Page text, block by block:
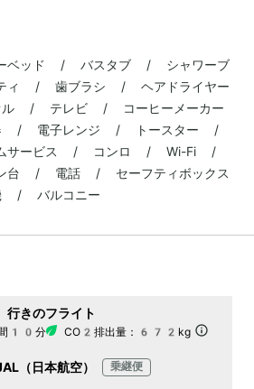
ベッド / バスタブ / シャワーブ
ィ / 歯ブラシ / ヘアドライヤー
/ テレビ / コーヒーメーカー
/ 電子レンジ / トースター /
サービス / コンロ / Wi-Fi /
台 / 電話 / セーフティボックス
バルコニー
行きのフライト
10分 CO2排出量： 672kg
（日本航空） 乗継便